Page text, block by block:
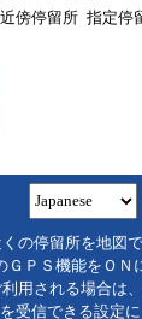
近傍停留所 指定停
の停留所を地図
ＰＳ機能をＯＮ
用される場合は、
受信できる設定に